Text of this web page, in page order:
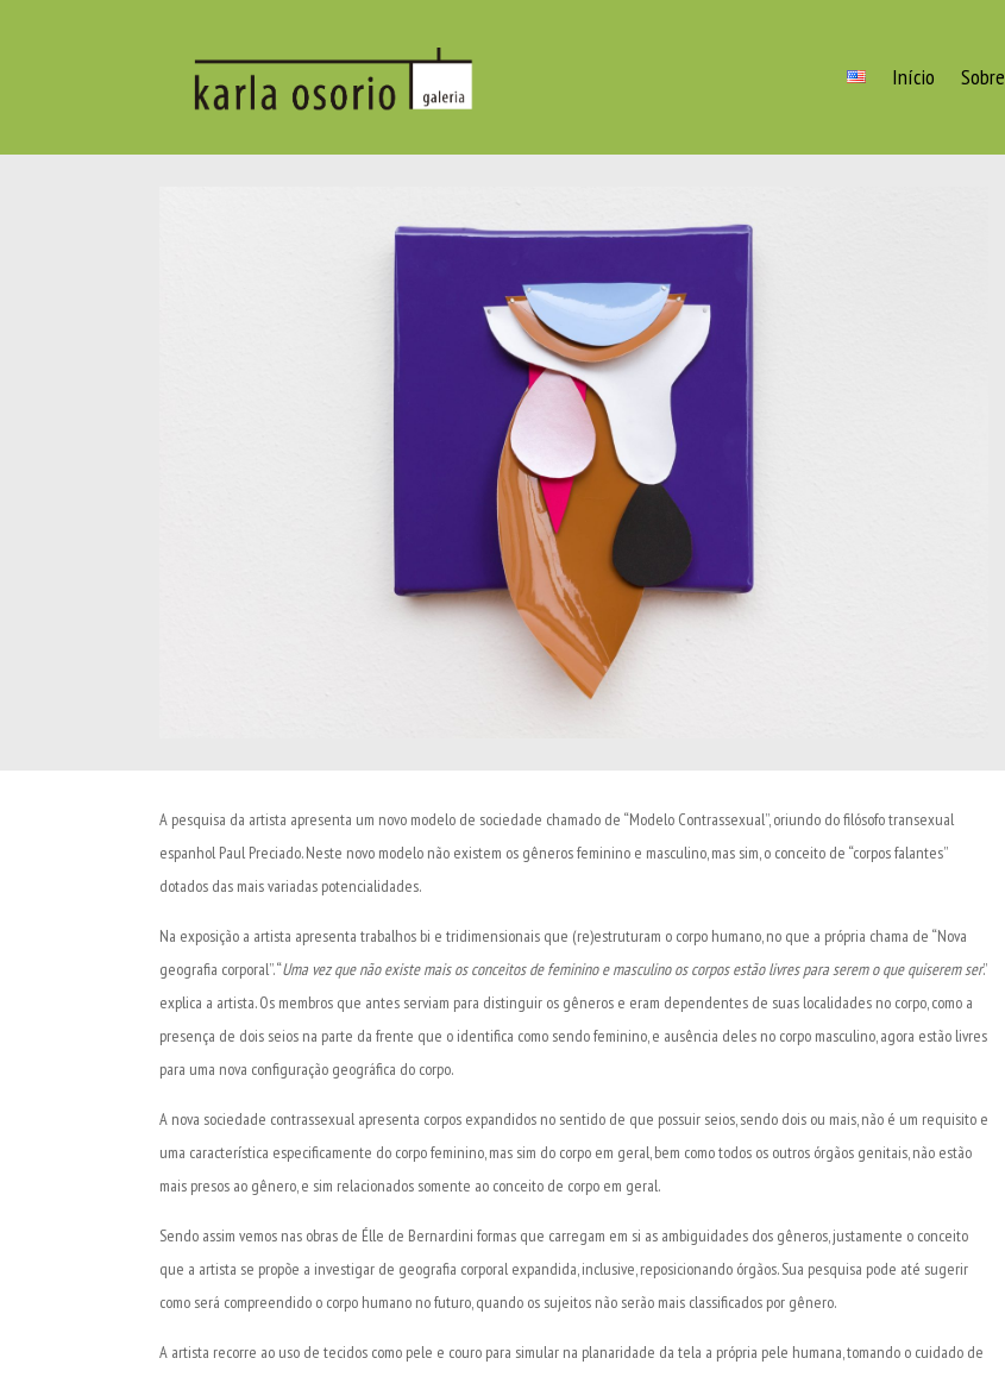
Início Sobre
A pesquisa da artista apresenta um novo modelo de sociedade chamado de “Modelo Contrassexual”, oriundo do filósofo transexual
espanhol Paul Preciado. Neste novo modelo não existem os gêneros feminino e masculino, mas sim, o conceito de “corpos falantes”
dotados das mais variadas potencialidades.
Na exposição a artista apresenta trabalhos bi e tridimensionais que (re)estruturam o corpo humano, no que a própria chama de “Nova
geografia corporal”. “Uma vez que não existe mais os conceitos de feminino e masculino os corpos estão livres para serem o que quiserem ser.”
explica a artista. Os membros que antes serviam para distinguir os gêneros e eram dependentes de suas localidades no corpo, como a
presença de dois seios na parte da frente que o identifica como sendo feminino, e ausência deles no corpo masculino, agora estão livres
para uma nova configuração geográfica do corpo.
A nova sociedade contrassexual apresenta corpos expandidos no sentido de que possuir seios, sendo dois ou mais, não é um requisito e
uma característica especificamente do corpo feminino, mas sim do corpo em geral, bem como todos os outros órgãos genitais, não estão
mais presos ao gênero, e sim relacionados somente ao conceito de corpo em geral.
Sendo assim vemos nas obras de Élle de Bernardini formas que carregam em si as ambiguidades dos gêneros, justamente o conceito
que a artista se propõe a investigar de geografia corporal expandida, inclusive, reposicionando órgãos. Sua pesquisa pode até sugerir
como será compreendido o corpo humano no futuro, quando os sujeitos não serão mais classificados por gênero.
A artista recorre ao uso de tecidos como pele e couro para simular na planaridade da tela a própria pele humana, tomando o cuidado de